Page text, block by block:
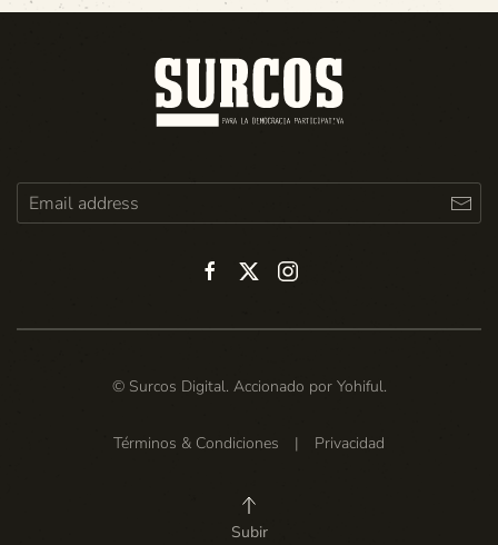
© Surcos Digital. Accionado por Yohiful.
Términos & Condiciones | Privacidad
Subir